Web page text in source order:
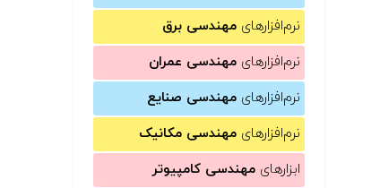
نرم‌افزارهای مهندسی برق
نرم‌افزارهای مهندسی عمران
نرم‌افزارهای مهندسی صنایع
نرم‌افزارهای مهندسی مکانیک
ابزارهای مهندسی کامپیوتر